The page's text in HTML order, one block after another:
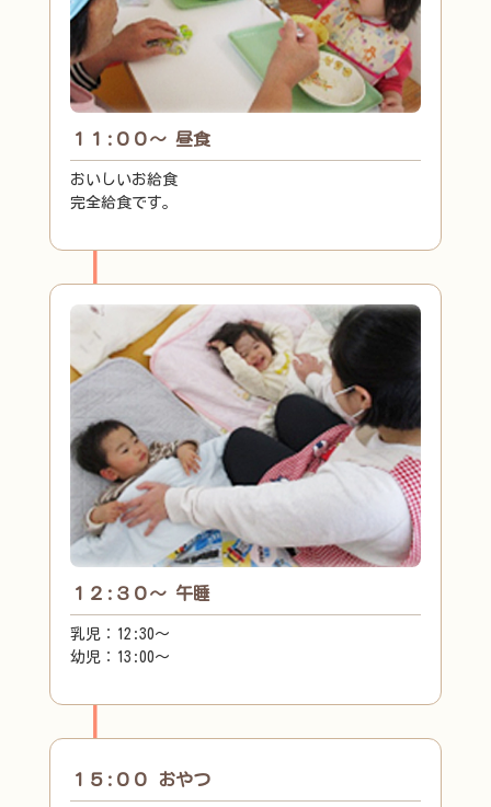
１１:００～ 昼食
おいしいお給食
完全給食です。
１２:３０～ 午睡
乳児：12:30～
幼児：13:00～
１５:００ おやつ